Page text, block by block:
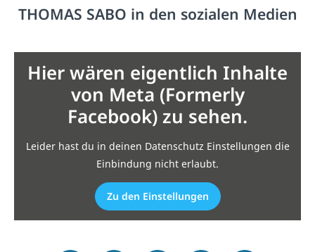
THOMAS SABO in den sozialen Medien
Hier wären eigentlich Inhalte
von Meta (Formerly
Facebook) zu sehen.
Leider hast du in deinen Datenschutz Einstellungen die
Einbindung nicht erlaubt.
Zu den Einstellungen